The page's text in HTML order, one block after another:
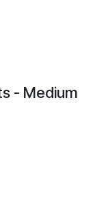
Zomersolden
- Medium